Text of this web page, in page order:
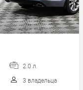
2.0 л.
3 владельца